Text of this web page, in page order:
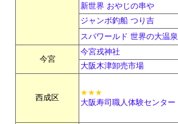
新世界 おやじの串や
ジャンボ釣船 つり吉
スパワールド 世界の大温泉
今宮
今宮戎神社
大阪木津卸売市場
西成区
★★★
大阪寿司職人体験センター